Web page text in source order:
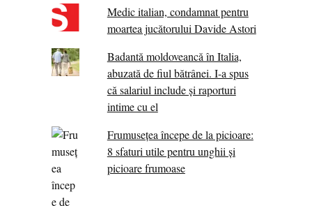
Medic italian, condamnat pentru
moartea jucătorului Davide Astori
Badantă moldoveancă în Italia,
abuzată de fiul bătrânei. I-a spus
că salariul include și raporturi
intime cu el
Frumusețea începe de la picioare:
8 sfaturi utile pentru unghii și
picioare frumoase